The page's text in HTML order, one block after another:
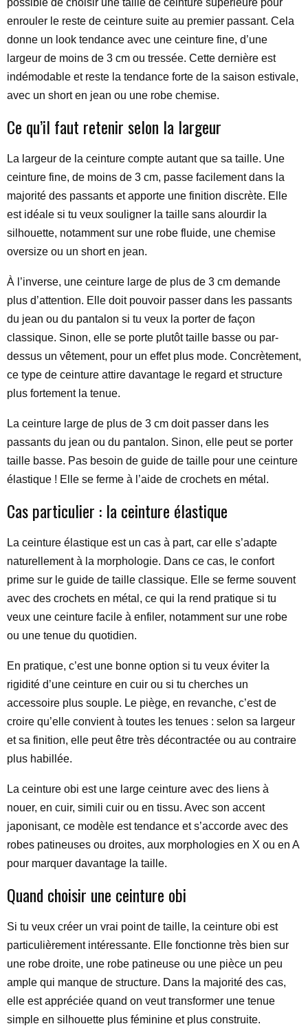
possible de choisir une taille de ceinture supérieure pour
enrouler le reste de ceinture suite au premier passant. Cela
donne un look tendance avec une ceinture fine, d’une
largeur de moins de 3 cm ou tressée. Cette dernière est
indémodable et reste la tendance forte de la saison estivale,
avec un short en jean ou une robe chemise.
Ce qu’il faut retenir selon la largeur
La largeur de la ceinture compte autant que sa taille. Une
ceinture fine, de moins de 3 cm, passe facilement dans la
majorité des passants et apporte une finition discrète. Elle
est idéale si tu veux souligner la taille sans alourdir la
silhouette, notamment sur une robe fluide, une chemise
oversize ou un short en jean.
À l’inverse, une ceinture large de plus de 3 cm demande
plus d’attention. Elle doit pouvoir passer dans les passants
du jean ou du pantalon si tu veux la porter de façon
classique. Sinon, elle se porte plutôt taille basse ou par-
dessus un vêtement, pour un effet plus mode. Concrètement,
ce type de ceinture attire davantage le regard et structure
plus fortement la tenue.
La ceinture large de plus de 3 cm doit passer dans les
passants du jean ou du pantalon. Sinon, elle peut se porter
taille basse. Pas besoin de guide de taille pour une ceinture
élastique ! Elle se ferme à l’aide de crochets en métal.
Cas particulier : la ceinture élastique
La ceinture élastique est un cas à part, car elle s’adapte
naturellement à la morphologie. Dans ce cas, le confort
prime sur le guide de taille classique. Elle se ferme souvent
avec des crochets en métal, ce qui la rend pratique si tu
veux une ceinture facile à enfiler, notamment sur une robe
ou une tenue du quotidien.
En pratique, c’est une bonne option si tu veux éviter la
rigidité d’une ceinture en cuir ou si tu cherches un
accessoire plus souple. Le piège, en revanche, c’est de
croire qu’elle convient à toutes les tenues : selon sa largeur
et sa finition, elle peut être très décontractée ou au contraire
plus habillée.
La ceinture obi est une large ceinture avec des liens à
nouer, en cuir, simili cuir ou en tissu. Avec son accent
japonisant, ce modèle est tendance et s’accorde avec des
robes patineuses ou droites, aux morphologies en X ou en A
pour marquer davantage la taille.
Quand choisir une ceinture obi
Si tu veux créer un vrai point de taille, la ceinture obi est
particulièrement intéressante. Elle fonctionne très bien sur
une robe droite, une robe patineuse ou une pièce un peu
ample qui manque de structure. Dans la majorité des cas,
elle est appréciée quand on veut transformer une tenue
simple en silhouette plus féminine et plus construite.